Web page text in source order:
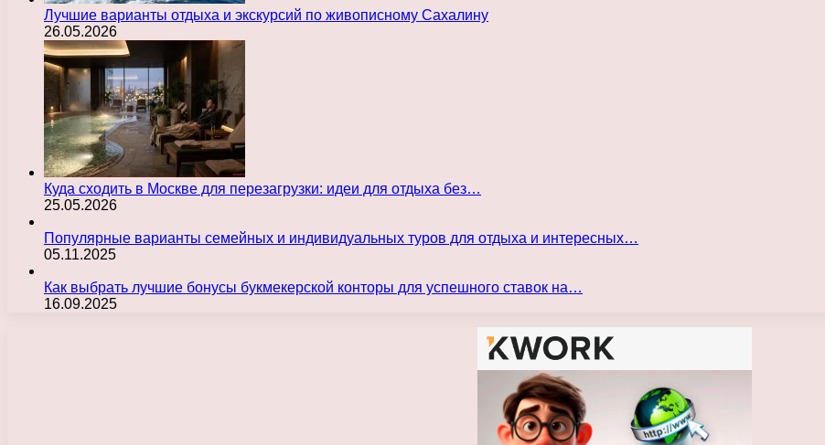
Лучшие варианты отдыха и экскурсий по живописному Сахалину
26.05.2026
Куда сходить в Москве для перезагрузки: идеи для отдыха без…
25.05.2026
Популярные варианты семейных и индивидуальных туров для отдыха и интересных…
05.11.2025
Как выбрать лучшие бонусы букмекерской конторы для успешного ставок на…
16.09.2025